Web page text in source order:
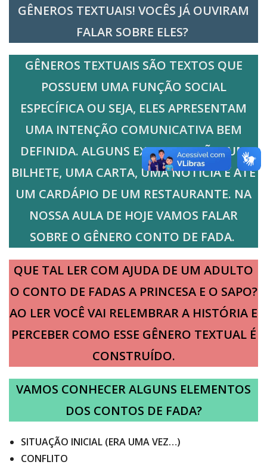
GÊNEROS TEXTUAIS! VOCÊS JÁ OUVIRAM
FALAR SOBRE ELES?
GÊNEROS TEXTUAIS SÃO TEXTOS QUE
POSSUEM UMA FUNÇÃO SOCIAL
ESPECÍFICA OU SEJA, ELES APRESENTAM
UMA INTENÇÃO COMUNICATIVA BEM
DEFINIDA. ALGUNS EXEMPLOS SÃO: UM
BILHETE, UMA CARTA, UMA NOTÍCIA E ATÉ
UM CARDÁPIO DE UM RESTAURANTE. NA
NOSSA AULA DE HOJE VAMOS FALAR
SOBRE O GÊNERO CONTO DE FADA.
QUE TAL LER COM AJUDA DE UM ADULTO
O CONTO DE FADAS A PRINCESA E O SAPO?
AO LER VOCÊ VAI RELEMBRAR A HISTÓRIA E
PERCEBER COMO ESSE GÊNERO TEXTUAL É
CONSTRUÍDO.
VAMOS CONHECER ALGUNS ELEMENTOS
DOS CONTOS DE FADA?
SITUAÇÃO INICIAL (ERA UMA VEZ…)
CONFLITO